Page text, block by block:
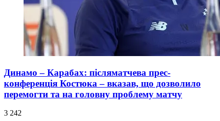
Динамо – Карабах: післяматчева прес-
конференція Костюка – вказав, що дозволило
перемогти та на головну проблему матчу
3 242